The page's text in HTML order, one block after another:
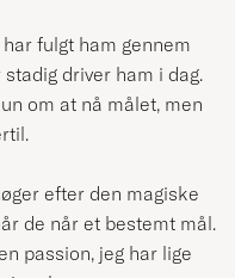
fulgt ham gennem
driver ham i dag.
om at nå målet, men
efter den magiske
de når et bestemt mål.
passion, jeg har lige